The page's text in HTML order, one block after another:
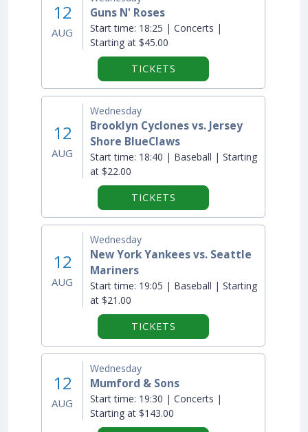
12
AUG
Guns N' Roses
Start time: 18:25 | Concerts |
Starting at $45.00
TICKETS
12
AUG
Wednesday
Brooklyn Cyclones vs. Jersey
Shore BlueClaws
Start time: 18:40 | Baseball | Starting
at $22.00
TICKETS
12
AUG
Wednesday
New York Yankees vs. Seattle
Mariners
Start time: 19:05 | Baseball | Starting
at $21.00
TICKETS
12
AUG
Wednesday
Mumford & Sons
Start time: 19:30 | Concerts |
Starting at $143.00